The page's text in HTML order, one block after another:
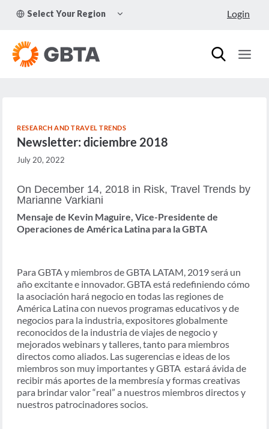
Select Your Region
CHILD
Login
RESEARCH AND TRAVEL TRENDS
Newsletter: diciembre 2018
July 20, 2022
On December 14, 2018 in Risk, Travel Trends by
Marianne Varkiani
Mensaje de Kevin Maguire, Vice-Presidente de
Operaciones de América Latina para la GBTA
Para GBTA y miembros de GBTA LATAM, 2019 será un
año excitante e innovador. GBTA está redefiniendo cómo
la asociación hará negocio en todas las regiones de
América Latina con nuevos programas educativos y de
negocios para la industria, expositores globalmente
reconocidos de la industria de viajes de negocio y
mejorados webinars y talleres, tanto para miembros
directos como aliados. Las sugerencias e ideas de los
miembros son muy importantes y GBTA estará ávida de
recibir más aportes de la membresía y formas creativas
para brindar valor “real” a nuestros miembros directos y
nuestros patrocinadores socios.